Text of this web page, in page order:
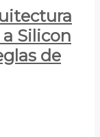
Silicon
de